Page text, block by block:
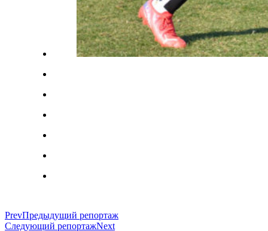
PrevПредыдущий репортаж
Следующий репортажNext